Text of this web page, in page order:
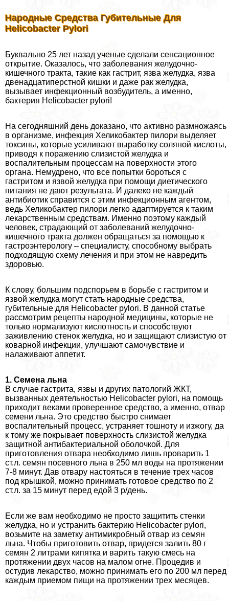
Народные Средства Губительные Для
Helicobacter Pylori
Буквально 25 лет назад ученые сделали сенсационное
открытие. Оказалось, что заболевания желудочно-
кишечного тpaкта, такие как гастрит, язва желудка, язва
двенадцатиперстной кишки и даже paк желудка,
вызывает инфекционный возбудитель, а именно,
бактерия Helicobacter pylori!
На сегодняшний день доказано, что активно размножаясь
в организме, инфекция Хеликобактер пилори выделяет
токсины, которые усиливают выработку соляной кислоты,
приводя к поражению слизистой желудка и
воспалительным процессам на поверхности этого
органа. Немудрено, что все попытки бороться с
гастритом и язвой желудка при помощи диетического
питания не дают результата. И далеко не каждый
антибиотик справится с этим инфекционным агентом,
ведь Хеликобактер пилори легко адаптируется к таким
лекарственным средствам. Именно поэтому каждый
человек, страдающий от заболеваний желудочно-
кишечного тpaкта должен обращаться за помощью к
гастроэнтерологу – специалисту, способному выбрать
подходящую схему лечения и при этом не навредить
здоровью.
К слову, большим подспорьем в борьбе с гастритом и
язвой желудка могут стать народные средства,
губительные для Helicobacter pylori. В данной статье
рассмотрим рецепты народной медицины, которые не
только нормализуют кислотность и способствуют
заживлению стенок желудка, но и защищают слизистую от
коварной инфекции, улучшают самочувствие и
налаживают аппетит.
1. Семена льна
В случае гастрита, язвы и других патологий ЖКТ,
вызванных деятельностью Helicobacter pylori, на помощь
приходит веками проверенное средство, а именно, отвар
семени льна. Это средство быстро снимает
воспалительный процесс, устраняет тошноту и изжогу, да
к тому же покрывает поверхность слизистой желудка
защитной антибактериальной оболочкой. Для
приготовления отвара необходимо лишь проварить 1
ст.л. семян посевного льна в 250 мл воды на протяжении
7-8 минут. Дав отвару настояться в течение трех часов
под крышкой, можно принимать готовое средство по 2
ст.л. за 15 минут перед едой 3 р/день.
Если же вам необходимо не просто защитить стенки
желудка, но и устранить бактерию Helicobacter pylori,
возьмите на заметку антимикробный отвар из семян
льна. Чтобы приготовить отвар, придется залить 80 г
семян 2 литрами кипятка и варить такую смесь на
протяжении двух часов на малом огне. Процедив и
остудив лекарство, можно принимать его по 200 мл перед
каждым приемом пищи на протяжении трех месяцев.